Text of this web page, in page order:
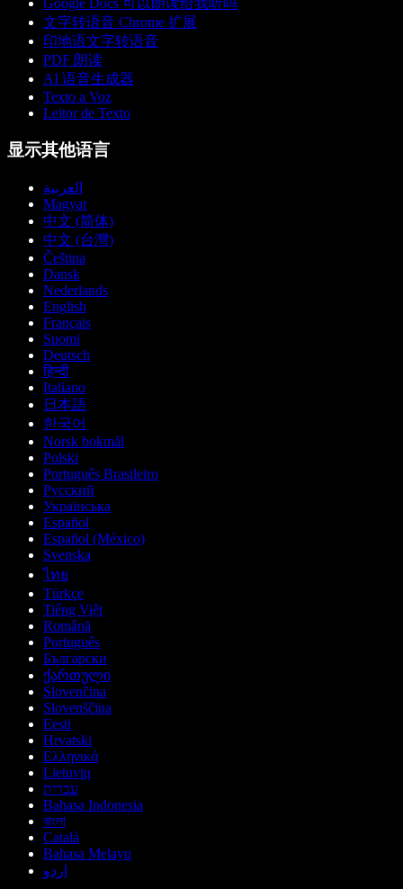
Google Docs 可以朗读给我听吗
文字转语音 Chrome 扩展
印地语文字转语音
PDF 朗读
AI 语音生成器
Texto a Voz
Leitor de Texto
显示其他语言
العربية
Magyar
中文 (简体)
中文 (台灣)
Čeština
Dansk
Nederlands
English
Français
Suomi
Deutsch
हिन्दी
Italiano
日本語
한국어
Norsk bokmål
Polski
Português Brasileiro
Русский
Українська
Español
Español (México)
Svenska
ไทย
Türkçe
Tiếng Việt
Română
Português
Български
ქართული
Slovenčina
Slovenščina
Eesti
Hrvatski
Ελληνικά
Lietuvių
עברית
Bahasa Indonesia
বাংলা
Català
Bahasa Melayu
اردو